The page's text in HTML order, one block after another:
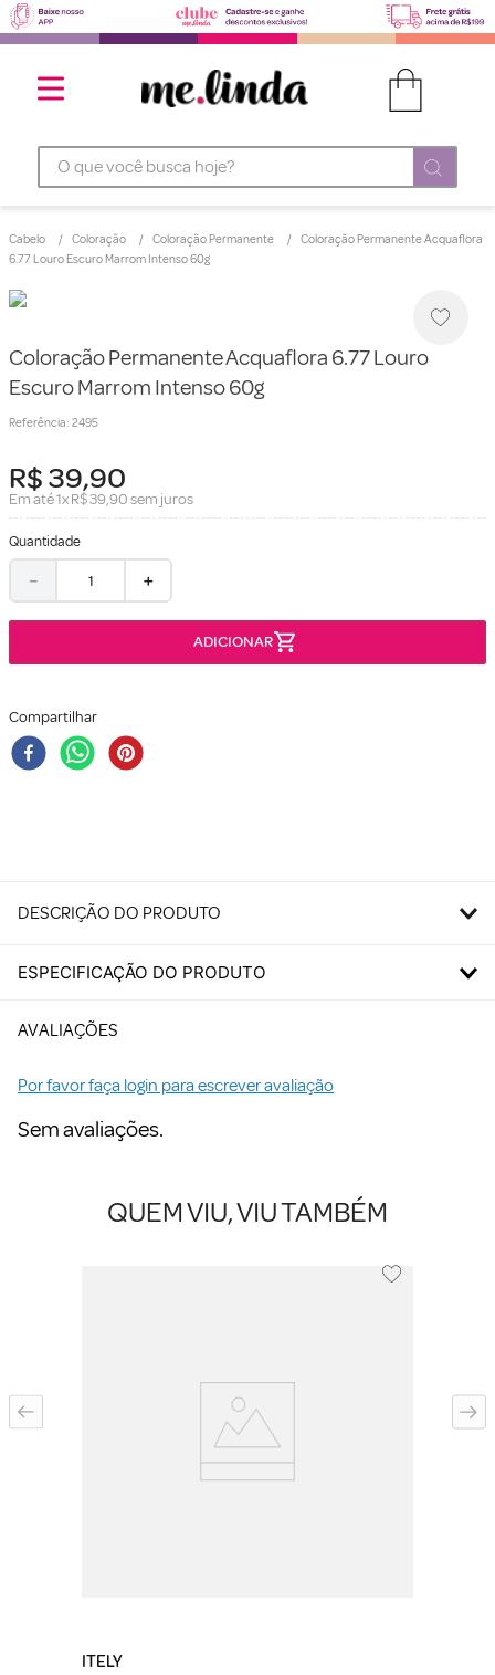
O que você busca hoje?
Cabelo Coloração Coloração Permanente
Coloração Permanente Acquaflora
6.77 Louro Escuro Marrom Intenso 60g
Coloração Permanente Acquaflora 6.77 Louro
Escuro Marrom Intenso 60g
Referência: 2495
R$39,90
Em até1xR$39,90sem juros
Quantidade
＋
－
Compartilhar
DESCRIÇÃO DO PRODUTO
ESPECIFICAÇÃO DO PRODUTO
AVALIAÇÕES
Por favor faça login para escrever avaliação
Sem avaliações.
QUEM VIU, VIU TAMBÉM
ITELY